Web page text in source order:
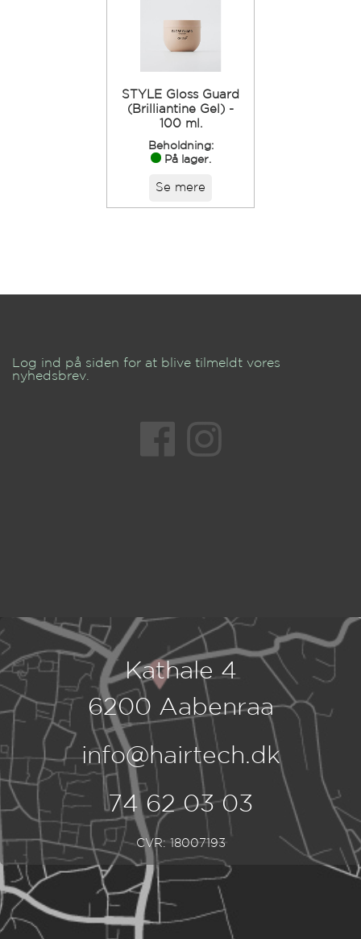
STYLE Gloss Guard
(Brilliantine Gel) -
100 ml.
Beholdning:
På lager.
Se mere
Log ind på siden for at blive tilmeldt vores
nyhedsbrev.
Kathale 4
6200 Aabenraa
info@hairtech.dk
74 62 03 03
CVR: 18007193